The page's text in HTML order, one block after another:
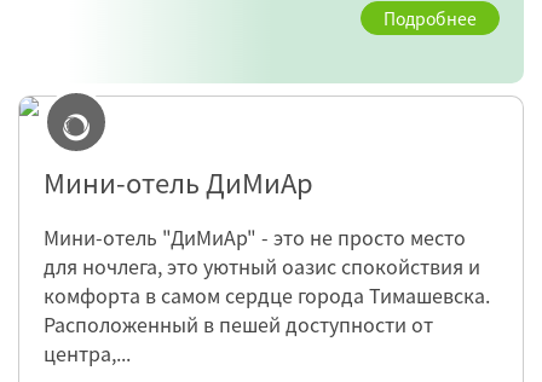
Подробнее
Мини-отель ДиМиАр
Мини-отель "ДиМиАр" - это не просто место
для ночлега, это уютный оазис спокойствия и
комфорта в самом сердце города Тимашевска.
Расположенный в пешей доступности от
центра,...